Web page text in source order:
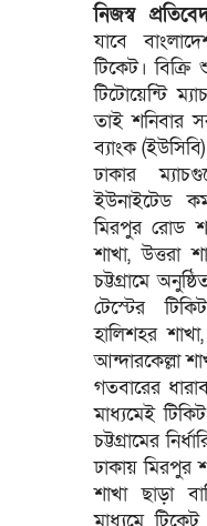
নিজস্ব
যাবে
টিকেট।
টিটোয়েন্টি
তাই শনিবার
ব্যাংক
ঢাকার
ইউনাইটেড
মিরপুর রোড
শাখা, উত্তরা
চট্টগ্রামে
টেস্টের
হালিশহর
আন্দারকেল্লা
গতবারের
মাধ্যমেই
চট্টগ্রামের
ঢাকায় মিরপুর
শাখা ছাড়া
মাধ্যমে